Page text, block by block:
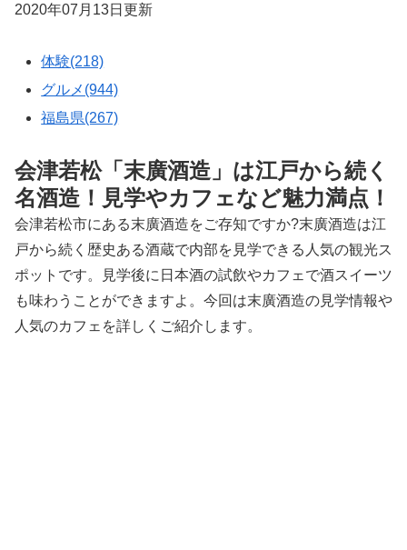
2020年07月13日更新
体験(218)
グルメ(944)
福島県(267)
会津若松「末廣酒造」は江戸から続く
名酒造！見学やカフェなど魅力満点！
会津若松市にある末廣酒造をご存知ですか?末廣酒造は江
戸から続く歴史ある酒蔵で内部を見学できる人気の観光ス
ポットです。見学後に日本酒の試飲やカフェで酒スイーツ
も味わうことができますよ。今回は末廣酒造の見学情報や
人気のカフェを詳しくご紹介します。